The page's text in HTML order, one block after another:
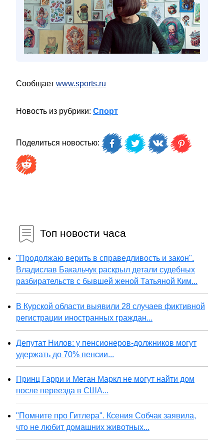
Сообщает www.sports.ru
Новость из рубрики: Спорт
Поделиться новостью:
Топ новости часа
"Продолжаю верить в справедливость и закон".
Владислав Бакальчук раскрыл детали судебных
разбирательств с бывшей женой Татьяной Ким...
В Курской области выявили 28 случаев фиктивной
регистрации иностранных граждан...
Депутат Нилов: у пенсионеров-должников могут
удержать до 70% пенсии...
Принц Гарри и Меган Маркл не могут найти дом
после переезда в США...
"Помните про Гитлера". Ксения Собчак заявила,
что не любит домашних животных...